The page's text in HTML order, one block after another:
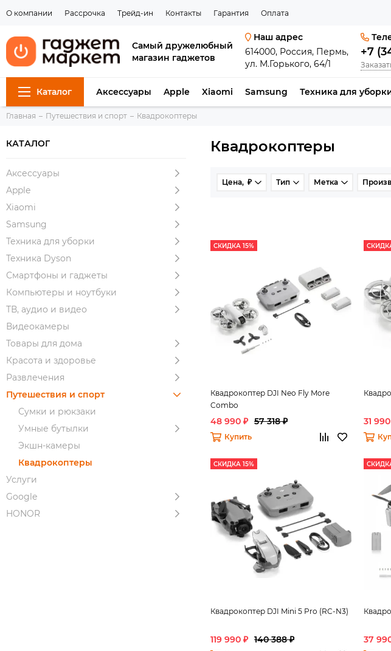
О компании Рассрочка Трейд-ин Контакты Гарантия Оплата
Самый дружелюбный
магазин гаджетов
Наш адрес
614000, Россия, Пермь,
ул. М.Горького, 64/1
+7
Каталог Аксессуары Apple Xiaomi Samsung Техника для
Главная Путешествия и спорт Квадрокоптеры
КАТАЛОГ
Аксессуары
Apple
Xiaomi
Samsung
Техника для уборки
Техника Dyson
Смартфоны и гаджеты
Компьютеры и ноутбуки
ТВ, аудио и видео
Видеокамеры
Товары для дома
Красота и здоровье
Развлечения
Путешествия и спорт
Сумки и рюкзаки
Умные бутылки
Экшн-камеры
Квадрокоптеры
Услуги
Google
HONOR
Квадрокоптеры
Цена, ₽ Тип Метка
СКИДКА 15%
Квадрокоптер DJI Neo Fly More
Combo
48 990 ₽ 57 318 ₽
Купить
31
СКИДКА 15%
Квадрокоптер DJI Mini 5 Pro (RC-N3)
119 990 ₽ 140 388 ₽ 37